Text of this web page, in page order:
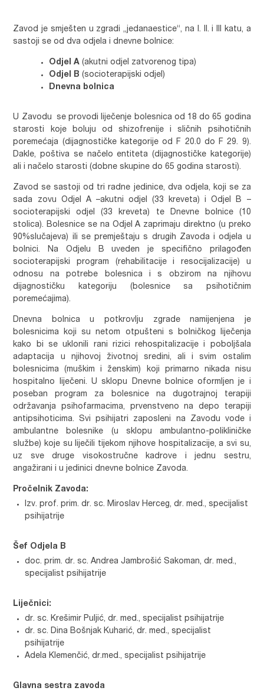
Zavod je smješten u zgradi „jedanaestice“, na I. II. i III katu, a
sastoji se od dva odjela i dnevne bolnice:
Odjel A(akutni odjel zatvorenog tipa)
Odjel B(socioterapijski odjel)
Dnevna bolnica
U Zavodu se provodi liječenje bolesnica od 18 do 65 godina
starosti koje boluju od shizofrenije i sličnih psihotičnih
poremećaja (dijagnostičke kategorije od F 20.0 do F 29. 9).
Dakle, poštiva se načelo entiteta (dijagnostičke kategorije)
ali i načelo starosti (dobne skupine do 65 godina starosti).
Zavod se sastoji od tri radne jedinice, dva odjela, koji se za
sada zovu Odjel A –akutni odjel (33 kreveta) i Odjel B –
socioterapijski odjel (33 kreveta) te Dnevne bolnice (10
stolica). Bolesnice se na Odjel A zaprimaju direktno (u preko
90%slučajeva) ili se premještaju s drugih Zavoda i odjela u
bolnici. Na Odjelu B uveden je specifično prilagođen
socioterapijski program (rehabilitacije i resocijalizacije) u
odnosu na potrebe bolesnica i s obzirom na njihovu
dijagnostičku kategoriju (bolesnice sa psihotičnim
poremećajima).
Dnevna bolnica u potkrovlju zgrade namijenjena je
bolesnicima koji su netom otpušteni s bolničkog liječenja
kako bi se uklonili rani rizici rehospitalizacije i poboljšala
adaptacija u njihovoj životnoj sredini, ali i svim ostalim
bolesnicima (muškim i ženskim) koji primarno nikada nisu
hospitalno liječeni. U sklopu Dnevne bolnice oformljen je i
poseban program za bolesnice na dugotrajnoj terapiji
održavanja psihofarmacima, prvenstveno na depo terapiji
antipsihoticima. Svi psihijatri zaposleni na Zavodu vode i
ambulantne bolesnike (u sklopu ambulantno-polikliničke
službe) koje su liječili tijekom njihove hospitalizacije, a svi su,
uz sve druge visokostručne kadrove i jednu sestru,
angažirani i u jedinici dnevne bolnice Zavoda.
Pročelnik Zavoda:
Izv. prof. prim. dr. sc. Miroslav Herceg, dr. med., specijalist
psihijatrije
Šef Odjela B
doc. prim. dr. sc. Andrea Jambrošić Sakoman, dr. med.,
specijalist psihijatrije
Liječnici:
dr. sc. Krešimir Puljić, dr. med., specijalist psihijatrije
dr. sc. Dina Bošnjak Kuharić, dr. med., specijalist
psihijatrije
Adela Klemenčić, dr.med., specijalist psihijatrije
Glavna sestra zavoda